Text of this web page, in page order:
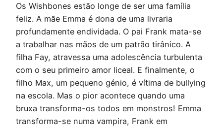
Os Wishbones estão longe de ser uma família
feliz. A mãe Emma é dona de uma livraria
profundamente endividada. O pai Frank mata-se
a trabalhar nas mãos de um patrão tirânico. A
filha Fay, atravessa uma adolescência turbulenta
com o seu primeiro amor liceal. E finalmente, o
filho Max, um pequeno génio, é vítima de bullying
na escola. Mas o pior acontece quando uma
bruxa transforma-os todos em monstros! Emma
transforma-se numa vampira, Frank em